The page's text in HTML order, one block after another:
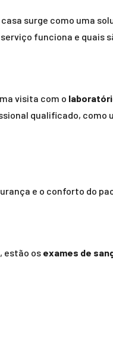
surge como uma
funciona e quais
visita com o
qualificado, como
e o conforto do
estão os exames de